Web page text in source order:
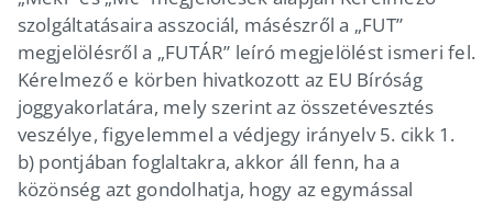
szolgáltatásaira asszociál, másészről a „FUT”
megjelölésről a „FUTÁR” leíró megjelölést ismeri fel.
Kérelmező e körben hivatkozott az EU Bíróság
joggyakorlatára, mely szerint az összetévesztés
veszélye, figyelemmel a védjegy irányelv 5. cikk 1.
b) pontjában foglaltakra, akkor áll fenn, ha a
közönség azt gondolhatja, hogy az egymással